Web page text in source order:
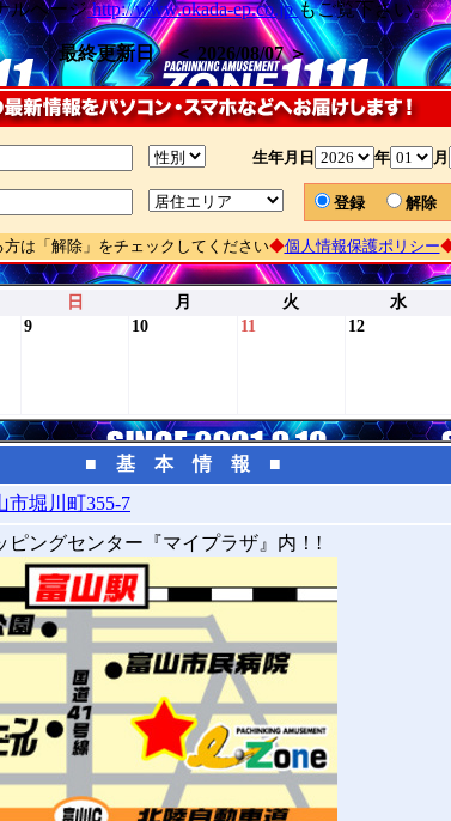
ルページhttp://www.okada-ep.co.jpもご覧下さい。
最終更新日 ＜ 2026/08/07 ＞
生年月日 年 月
登録 解除
は「解除」をチェックしてください◆個人情報保護ポリシー
日 月 火 水
9 10 11 12
■ 基 本 情 報 ■
市堀川町355-7
ピングセンター『マイプラザ』内！!